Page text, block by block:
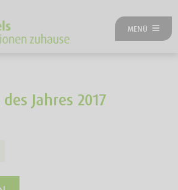
MENÜ
UNSERE HOTELS
HOTEL WERDEN
Jahres 2017